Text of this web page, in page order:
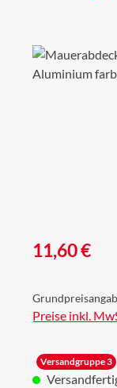
Bildergalerie
Regulärer Preis:
11,60 €
Preise inkl.
Versandgruppe 3